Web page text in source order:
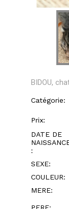
BIDOU,
Catégorie:
Prix:
DATE DE
:
SEXE:
COULEUR:
MERE: